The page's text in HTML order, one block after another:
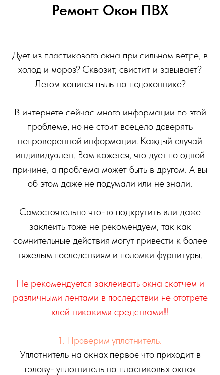
Ремонт Окон ПВХ
Дует из пластикового окна при сильном ветре, в
холод и мороз? Сквозит, свистит и завывает?
Летом копится пыль на подоконнике?
В интернете сейчас много информации по этой
проблеме, но не стоит всецело доверять
непроверенной информации. Каждый случай
индивидуален. Вам кажется, что дует по одной
причине, а проблема может быть в другом. А вы
об этом даже не подумали или не знали.
Самостоятельно что-то подкрутить или даже
заклеить тоже не рекомендуем, так как
сомнительные действия могут привести к более
тяжелым последствиям и поломки фурнитуры.
Не рекомендуется заклеивать окна скотчем и
различными лентами в последствии не ототрете
клей никакими средствами!!!
1. Проверим уплотнитель.
Уплотнитель на окнах первое что приходит в
голову- уплотнитель на пластиковых окнах